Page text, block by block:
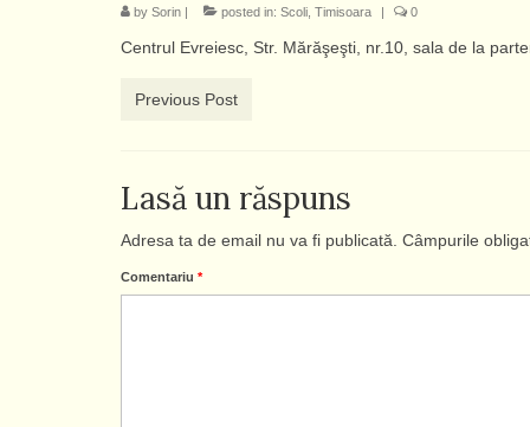
by Sorin | posted in: Scoli Timisoara | 0
Centrul Evreiesc, Str. Mărăşeşti, nr.10, sala de la
Previous Post
Lasă un răspuns
Adresa ta de email nu va fi publicată. Câmpurile
Comentariu *